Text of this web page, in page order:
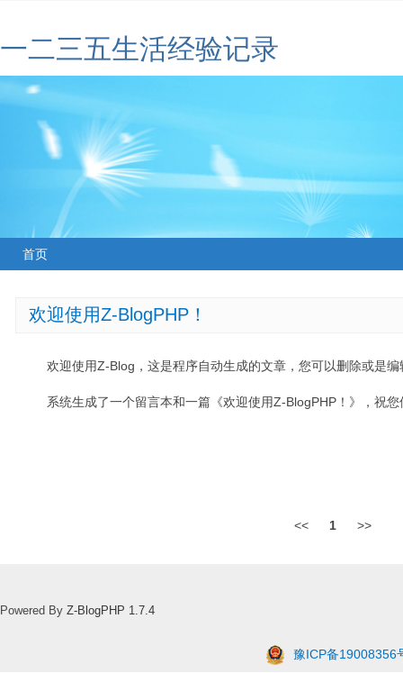
一二三五生活经验记录
首页
欢迎使用Z-BlogPHP！
欢迎使用Z-Blog，这是程序自动生成的文章，您可以删除或是编
系统生成了一个留言本和一篇《欢迎使用Z-BlogPHP！》，祝
<< 1 >>
Powered By Z-BlogPHP 1.7.4
豫ICP备19008356